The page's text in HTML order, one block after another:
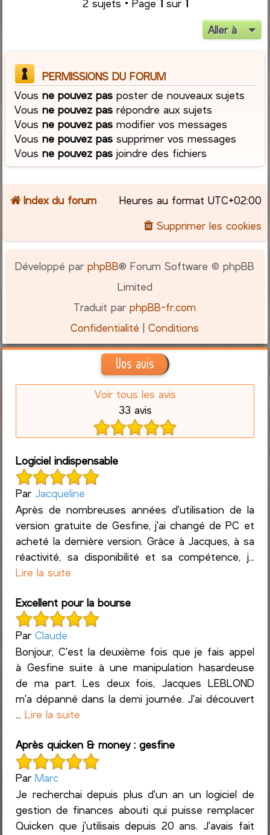
2 sujets • Page 1sur 1
Aller à
PERMISSIONS DU FORUM
Vousne pouvez pas poster de nouveaux sujets
Vousne pouvez pas répondre aux sujets
Vousne pouvez pas modifier vos messages
Vousne pouvez pas supprimer vos messages
Vousne pouvez pas joindre des fichiers
Index du forum Heures au format UTC+02:00
Supprimer les cookies
Développé parphpBB® Forum Software © phpBB
Limited
Traduit parphpBB-fr.com
Confidentialité |Conditions
Vos avis
Voir tous les avis
33 avis
Logiciel indispensable
Par Jacqueline
Après de nombreuses années d'utilisation de la
version gratuite de Gesfine, j'ai changé de PC et
acheté la dernière version. Grâce à Jacques, à sa
réactivité, sa disponibilité et sa compétence, j...
Lire la suite
Excellent pour la bourse
ParClaude
Bonjour, C'est la deuxième fois que je fais appel
à Gesfine suite à une manipulation hasardeuse
de ma part. Les deux fois, Jacques LEBLOND
m'a dépanné dans la demi journée. J'ai découvert
...Lire la suite
Après quicken & money : gesfine
ParMarc
Je recherchai depuis plus d'un an un logiciel de
gestion de finances abouti qui puisse remplacer
Quicken que j'utilisais depuis 20 ans. J'avais fait